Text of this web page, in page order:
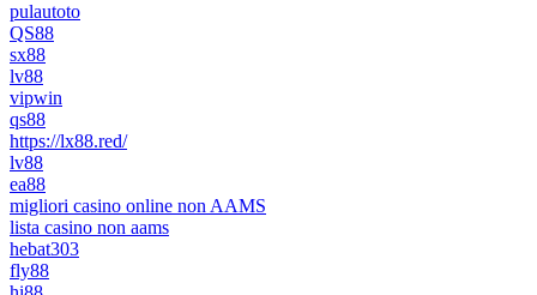
pulautoto
QS88
sx88
lv88
vipwin
qs88
https://lx88.red/
lv88
ea88
migliori casino online non AAMS
lista casino non aams
hebat303
fly88